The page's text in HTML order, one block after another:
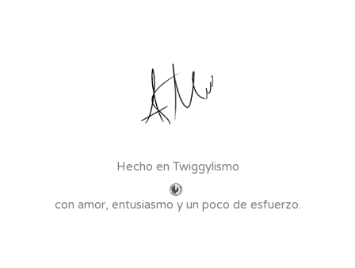
Hecho en Twiggylismo
con amor, entusiasmo y un poco de esfuerzo.